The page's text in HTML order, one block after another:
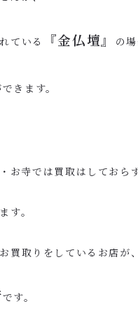
ている 『金仏壇』 の場
きます。
お寺では買取はしておらず
す。
買取りをしているお店が、
です。